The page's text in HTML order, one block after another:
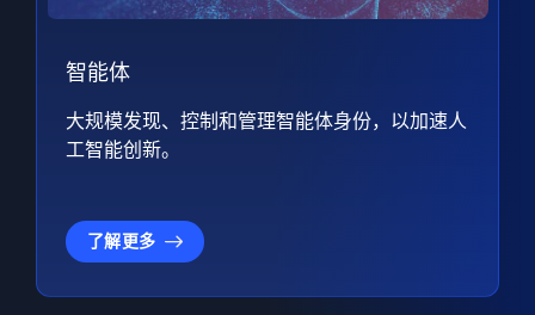
智能体
大规模发现、控制和管理智能体身份，以加速人
工智能创新。
了解更多